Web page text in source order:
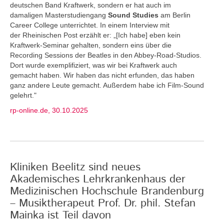
deutschen Band Kraftwerk, sondern er hat auch im
damaligen Masterstudiengang Sound Studies am Berlin
Career College unterrichtet. In einem Interview mit
der Rheinischen Post erzählt er: „[Ich habe] eben kein
Kraftwerk-Seminar gehalten, sondern eins über die
Recording Sessions der Beatles in den Abbey-Road-Studios.
Dort wurde exemplifiziert, was wir bei Kraftwerk auch
gemacht haben. Wir haben das nicht erfunden, das haben
ganz andere Leute gemacht. Außerdem habe ich Film-Sound
gelehrt."
rp-online.de, 30.10.2025
Kliniken Beelitz sind neues
Akademisches Lehrkrankenhaus der
Medizinischen Hochschule Brandenburg
– Musiktherapeut Prof. Dr. phil. Stefan
Mainka ist Teil davon